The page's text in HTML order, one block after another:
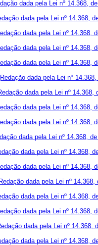
dada pela Lei nº 14.368,
dada pela Lei nº 14.368,
dada pela Lei nº 14.368,
dada pela Lei nº 14.368,
dada pela Lei nº 14.368,
dada pela Lei nº
dada pela Lei nº 14.368,
dada pela Lei nº 14.368,
dada pela Lei nº 14.368,
dada pela Lei nº 14.368,
dada pela Lei nº 14.368,
dada pela Lei nº 14.368,
dada pela Lei nº 14.368,
dada pela Lei nº 14.368,
dada pela Lei nº 14.368,
dada pela Lei nº 14.368,
dada pela Lei nº 14.368,